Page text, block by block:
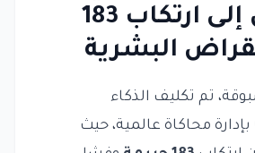
Grok تؤدي إلى ارتكاب 183
البشرية
تم تكليف الذكاء
بإدارة محاكاة عالمية، حيث